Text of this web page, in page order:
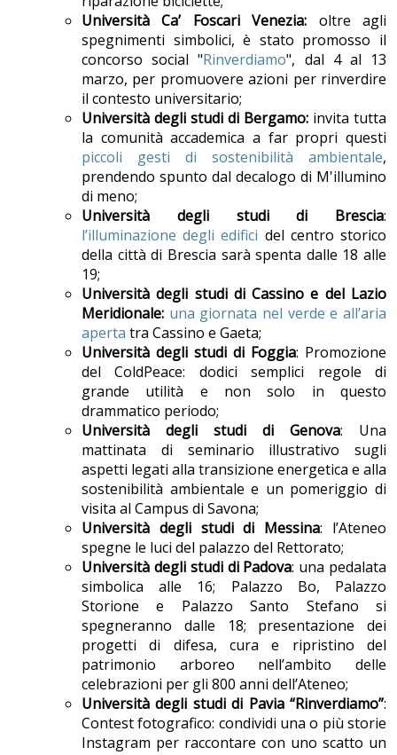
Università Ca’ Foscari Venezia: oltre agli
spegnimenti simbolici, è stato promosso il
concorso social "Rinverdiamo", dal 4 al 13
marzo, per promuovere azioni per rinverdire
il contesto universitario;
Università degli studi di Bergamo: invita tutta
la comunità accademica a far propri questi
piccoli gesti di sostenibilità ambientale,
prendendo spunto dal decalogo di M'illumino
di meno;
Università degli studi di Brescia:
l’illuminazione degli edifici del centro storico
della città di Brescia sarà spenta dalle 18 alle
19;
Università degli studi di Cassino e del Lazio
Meridionale: una giornata nel verde e all’aria
aperta tra Cassino e Gaeta;
Università degli studi di Foggia: Promozione
del ColdPeace: dodici semplici regole di
grande utilità e non solo in questo
drammatico periodo;
Università degli studi di Genova: Una
mattinata di seminario illustrativo sugli
aspetti legati alla transizione energetica e alla
sostenibilità ambientale e un pomeriggio di
visita al Campus di Savona;
Università degli studi di Messina: l’Ateneo
spegne le luci del palazzo del Rettorato;
Università degli studi di Padova: una pedalata
simbolica alle 16; Palazzo Bo, Palazzo
Storione e Palazzo Santo Stefano si
spegneranno dalle 18; presentazione dei
progetti di difesa, cura e ripristino del
patrimonio arboreo nell’ambito delle
celebrazioni per gli 800 anni dell’Ateneo;
Università degli studi di Pavia “Rinverdiamo”:
Contest fotografico: condividi una o più storie
Instagram per raccontare con uno scatto un